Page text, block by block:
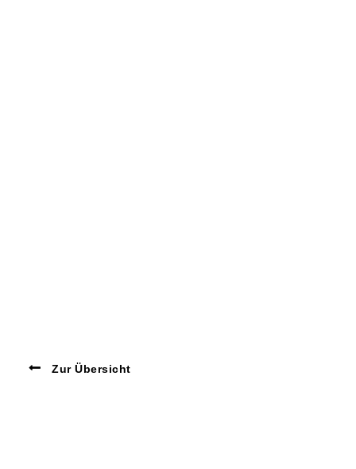
Zur Übersicht